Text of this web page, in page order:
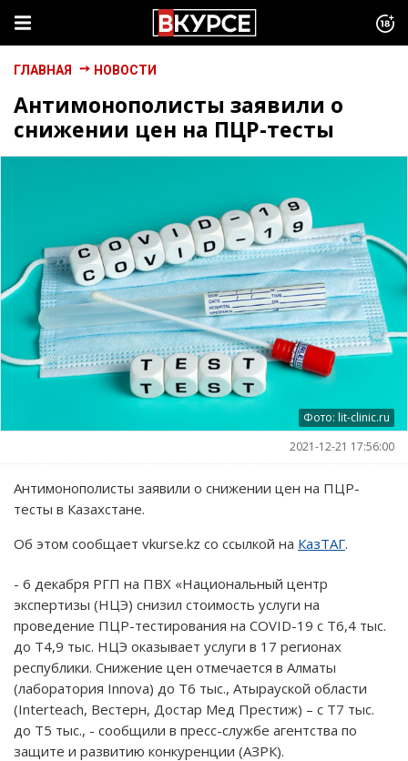
ГЛАВНАЯ НОВОСТИ
Антимонополисты заявили о
снижении цен на ПЦР-тесты
Фото: lit-clinic.ru
2021-12-21 17:56:00
Антимонополисты заявили о снижении цен на ПЦР-
тесты в Казахстане.
Об этом сообщает vkurse.kz со ссылкой на КазТАГ.
- 6 декабря РГП на ПВХ «Национальный центр
экспертизы (НЦЭ) снизил стоимость услуги на
проведение ПЦР-тестирования на COVID-19 с Т6,4 тыс.
до Т4,9 тыс. НЦЭ оказывает услуги в 17 регионах
республики. Снижение цен отмечается в Алматы
(лаборатория Innova) до Т6 тыс., Атырауской области
(Interteach, Вестерн, Достар Мед Престиж) – с Т7 тыс.
до Т5 тыс., - сообщили в пресс-службе агентства по
защите и развитию конкуренции (АЗРК).